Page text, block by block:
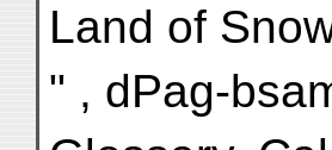
Land of
" , dPag-